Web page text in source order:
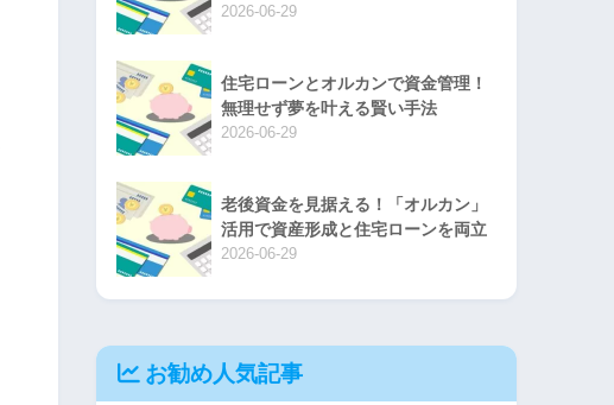
2026-06-29
住宅ローンとオルカンで資金管理！
無理せず夢を叶える賢い手法
2026-06-29
老後資金を見据える！「オルカン」
活用で資産形成と住宅ローンを両立
2026-06-29
お勧め人気記事